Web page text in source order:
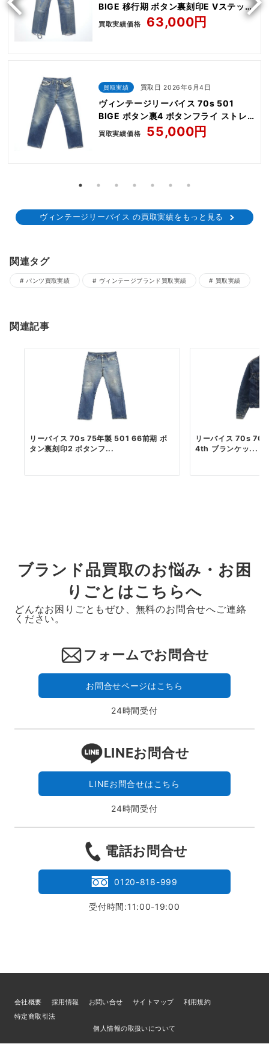
BIGE 移行期 ボタン裏刻印E Vステッチ
ボタンフライ ストレート パンツ
買取実績価格 63,000円
買取実績 買取日 2026年6月4日
ヴィンテージリーバイス 70s 501
BIGE ボタン裏4 ボタンフライ ストレ
ート パンツ
買取実績価格 55,000円
ヴィンテージリーバイス の買取実績をもっと見る
関連タグ
パンツ買取実績 ヴィンテージブランド買取実績 買取実績
関連記事
リーバイス 70s 75年製 501 66前期 ボ
タン裏刻印2 ボタンフ...
リーバイス 70s
4th ブランケッ...
ブランド品買取のお悩み・お困
りごとはこちらへ
どんなお困りごともぜひ、無料のお問合せへご連絡
ください。
フォームでお問合せ
お問合せページはこちら
24時間受付
LINEお問合せ
LINEお問合せはこちら
24時間受付
電話お問合せ
0120-818-999
受付時間:11:00-19:00
会社概要 採用情報 お問い合せ サイトマップ
利用規約
特定商取引法
個人情報の取扱いについて